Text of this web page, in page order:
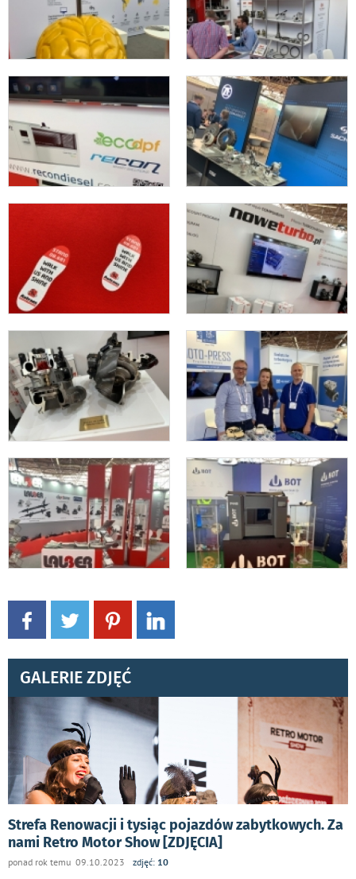
GALERIE ZDJĘĆ
Strefa Renowacji i tysiąc pojazdów zabytkowych. Za
nami Retro Motor Show [ZDJĘCIA]
ponad rok temu 09.10.2023 zdjęć: 10